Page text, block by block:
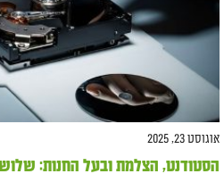
אוגוסט 23, 2025
הסטודנט, הצלמת ובעל החנות: